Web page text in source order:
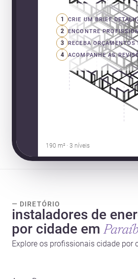
1 CRIE UM BRIEF
2 ENCONTRE
3 RECEBA ORÇAMENTOS
4 ACOMPANHE AS
190 m² · 3 níveis
— DIRETÓRIO
instaladores de
por cidade em
Explore os profissionais cidade por